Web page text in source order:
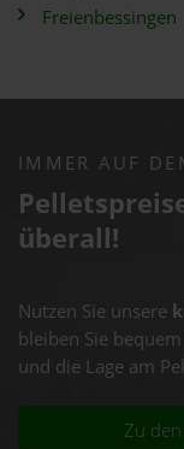
Freienbessingen
IMMER AUF
überall!
Nutzen Sie unsere
bleiben Sie
und die Lage am
Zu